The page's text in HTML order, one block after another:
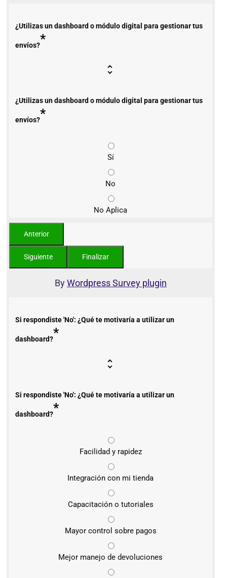
¿Utilizas un dashboard o módulo digital para gestionar tus
envíos?*
¿Utilizas un dashboard o módulo digital para gestionar tus
envíos?*
Sí
No
No Aplica
ByWordpress Survey plugin
Si respondiste 'No': ¿Qué te motivaría a utilizar un
dashboard?*
Si respondiste 'No': ¿Qué te motivaría a utilizar un
dashboard?*
Facilidad y rapidez
Integración con mi tienda
Capacitación o tutoriales
Mayor control sobre pagos
Mejor manejo de devoluciones